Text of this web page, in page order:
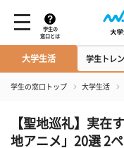
学生の
窓口とは
大学生活 学生トレ
学生の窓口トップ 大学生活
【聖地巡礼】実在
地アニメ」20選 2